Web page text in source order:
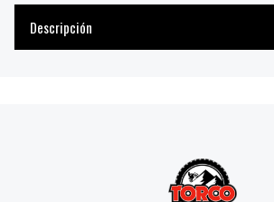
Descripción